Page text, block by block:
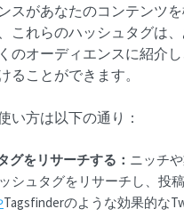
スがあなたのコンテンツを
これらのハッシュタグは
のオーディエンスに紹介
ることができます。
い方は以下の通り：
グをリサーチする： ニッチ
シュタグをリサーチし、投稿
Tagsfinderのような効果的な